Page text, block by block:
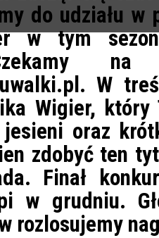
do udziału
w tym
W
Wigier, który
oraz
zdobyć ten
Finał
w grudniu.
rozlosujemy